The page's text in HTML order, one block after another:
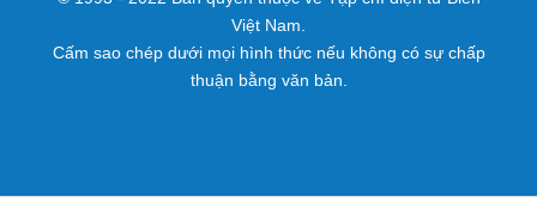
Việt Nam.
Cấm sao chép dưới mọi hình thức nếu không có sự chấp
thuận bằng văn bản.